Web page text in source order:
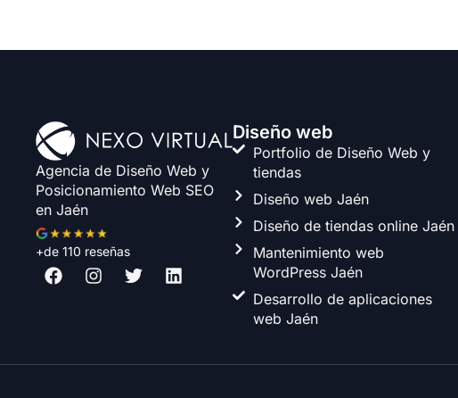
Agencia de Diseño Web y
Posicionamiento Web SEO
en Jaén
+de 110 reseñas
F
a
I
n
T
w
L
i
Diseño web
Portfolio de Diseño Web y
tiendas
Diseño web Jaén
Diseño de tiendas online Jaén
Mantenimiento web
WordPress Jaén
Desarrollo de aplicaciones
web Jaén